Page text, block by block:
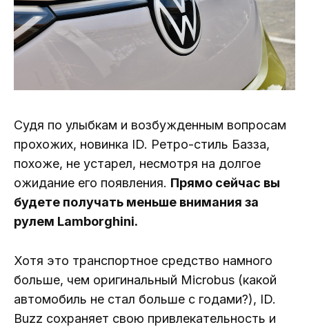
Судя по улыбкам и возбужденным вопросам
прохожих, новинка ID. Ретро-стиль Базза,
похоже, не устарел, несмотря на долгое
ожидание его появления. Прямо сейчас вы
будете получать меньше внимания за
рулем Lamborghini.
Хотя это транспортное средство намного
больше, чем оригинальный Microbus (какой
автомобиль не стал больше с годами?), ID.
Buzz сохраняет свою привлекательность и